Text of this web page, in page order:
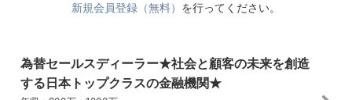
新規会員登録（無料） を行ってください。
為替セールスディーラー★社会と顧客の未来を創造
する日本トップクラスの金融機関★